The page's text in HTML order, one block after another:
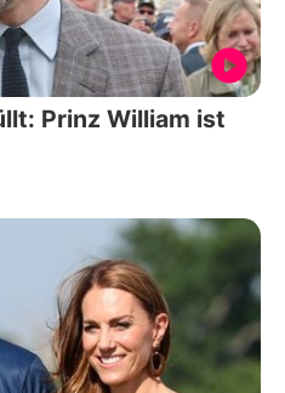
Prinz William ist